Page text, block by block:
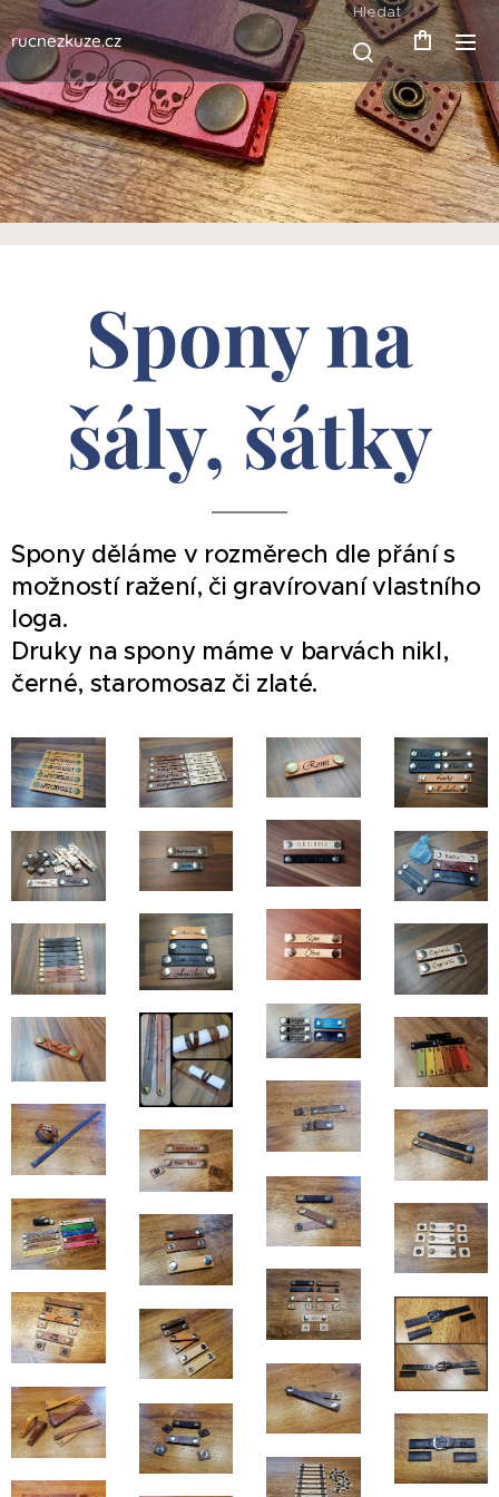
rucnezkuze.cz
Hledat
Spony na
šály, šátky
Spony děláme v rozměrech dle přání s
možností ražení, či gravírovaní vlastního
loga.
Druky na spony máme v barvách nikl,
černé, staromosaz či zlaté.